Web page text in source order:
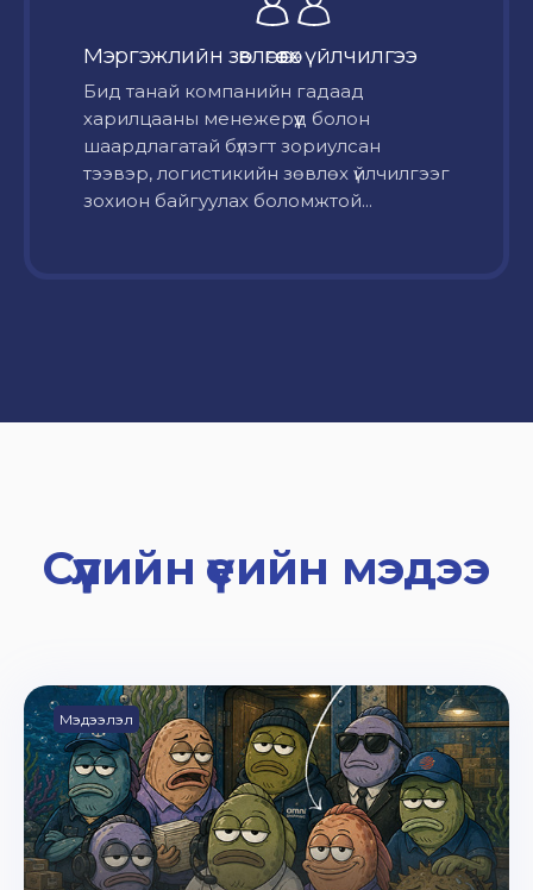
Мэргэжлийн зөвлөгөө өгөх үйлчилгээ
Бид танай компанийн гадаад
харилцааны менежерүүд болон
шаардлагатай бүлэгт зориулсан
тээвэр, логистикийн зөвлөх үйлчилгээг
зохион байгуулах боломжтой...
Сүүлийн үеийн мэдээ
Мэдээлэл